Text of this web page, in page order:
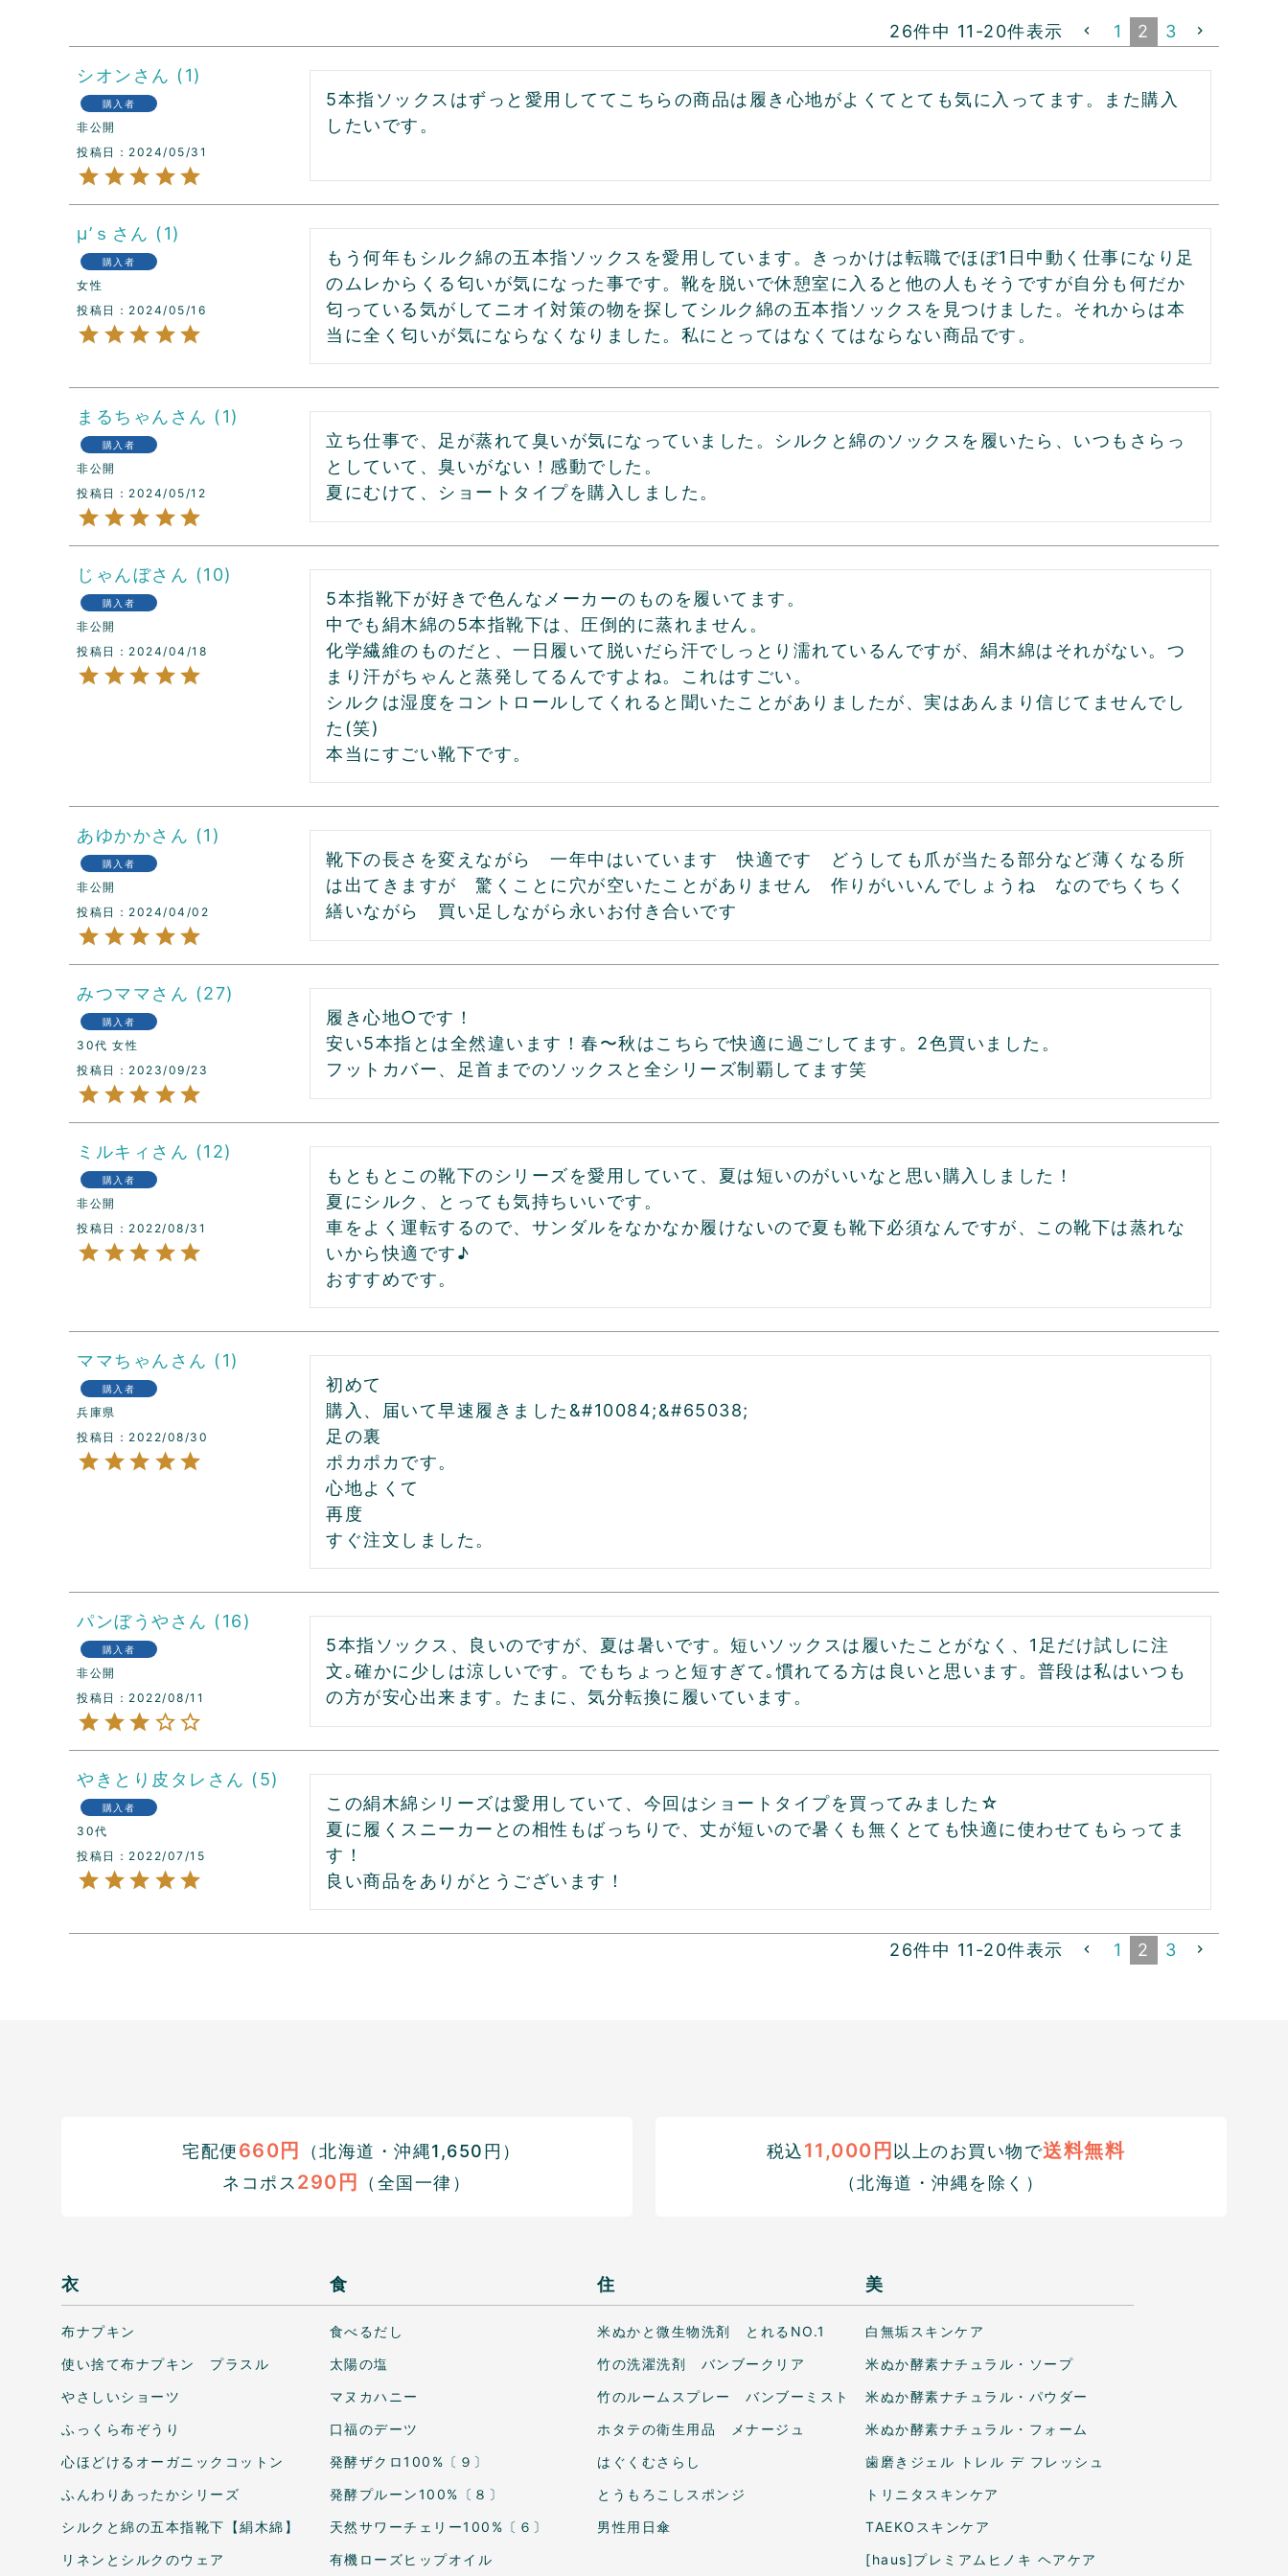
26件中 11 -20件表示 1 2 3
シオン 1
購入者
非公開
投稿日
2024/05/31
5本指ソックスはずっと愛用しててこちらの商品は履き心地がよくてとても気に入ってます。また購入
したいです。
μ’ｓ 1
購入者
女性
投稿日
2024/05/16
もう何年もシルク綿の五本指ソックスを愛用しています。きっかけは転職でほぼ1日中動く仕事になり足
のムレからくる匂いが気になった事です。靴を脱いで休憩室に入ると他の人もそうですが自分も何だか
匂っている気がしてニオイ対策の物を探してシルク綿の五本指ソックスを見つけました。それからは本
当に全く匂いが気にならなくなりました。私にとってはなくてはならない商品です。
まるちゃん 1
購入者
非公開
投稿日
2024/05/12
立ち仕事で、足が蒸れて臭いが気になっていました。シルクと綿のソックスを履いたら、いつもさらっ
としていて、臭いがない！感動でした。
夏にむけて、ショートタイプを購入しました。
じゃんぼ 10
購入者
非公開
投稿日
2024/04/18
5本指靴下が好きで色んなメーカーのものを履いてます。
中でも絹木綿の5本指靴下は、圧倒的に蒸れません。
化学繊維のものだと、一日履いて脱いだら汗でしっとり濡れているんですが、絹木綿はそれがない。つ
まり汗がちゃんと蒸発してるんですよね。これはすごい。
シルクは湿度をコントロールしてくれると聞いたことがありましたが、実はあんまり信じてませんでし
た(笑)
あゆかか 1
購入者
非公開
投稿日
2024/04/02
靴下の長さを変えながら　一年中はいています　快適です　どうしても爪が当たる部分など薄くなる所
は出てきますが　驚くことに穴が空いたことがありません　作りがいいんでしょうね　なのでちくちく
繕いながら　買い足しながら永いお付き合いです
みつママ 27
購入者
30代 女性
投稿日
2023/09/23
履き心地○です！
安い5本指とは全然違います！春〜秋はこちらで快適に過ごしてます。2色買いました。
フットカバー、足首までのソックスと全シリーズ制覇してます笑
ミルキィ 12
購入者
非公開
投稿日
2022/08/31
もともとこの靴下のシリーズを愛用していて、夏は短いのがいいなと思い購入しました！
夏にシルク、とっても気持ちいいです。
車をよく運転するので、サンダルをなかなか履けないので夏も靴下必須なんですが、この靴下は蒸れな
いから快適です♪
おすすめです。
ママちゃん 1
購入者
兵庫県
投稿日
2022/08/30
初めて
購入、届いて早速履きました&#10084;&#65038;
足の裏
ポカポカです。
心地よくて
再度
パンぼうや 16
購入者
非公開
投稿日
2022/08/11
5本指ソックス、良いのですが、夏は暑いです。短いソックスは履いたことがなく、1足だけ試しに注
文｡確かに少しは涼しいです。でもちょっと短すぎて｡慣れてる方は良いと思います。普段は私はいつも
の方が安心出来ます。たまに、気分転換に履いています。
やきとり皮タレ 5
購入者
30代
投稿日
2022/07/15
この絹木綿シリーズは愛用していて、今回はショートタイプを買ってみました☆
夏に履くスニーカーとの相性もばっちりで、丈が短いので暑くも無くとても快適に使わせてもらってま
す！
良い商品をありがとうございます！
26件中 11 -20件表示 1 2 3
宅配便660円
（北海道・沖縄1,650円）
ネコポス 290円 （全国一律）
税込11,000円 以上のお買い物で送料無料
（北海道・沖縄を除く）
衣
布ナプキン
使い捨て布ナプキン プラスル
やさしいショーツ
ふっくら布ぞうり
心ほどけるオーガニックコットン
ふんわりあったかシリーズ
シルクと綿の五本指靴下【絹木綿】
リネンとシルクのウェア
食
食べるだし
太陽の塩
マヌカハニー
口福のデーツ
発酵ザクロ100%〔９〕
発酵プルーン100%〔８〕
天然サワーチェリー100%〔６〕
有機ローズヒップオイル
住
米ぬかと微生物洗剤 とれるNO.1
竹の洗濯洗剤 バンブークリア
竹のルームスプレー バンブーミスト
ホタテの衛生用品 メナージュ
はぐくむさらし
とうもろこしスポンジ
男性用日傘
美
白無垢スキンケア
米ぬか酵素ナチュラル・ソープ
米ぬか酵素ナチュラル・パウダー
米ぬか酵素ナチュラル・フォーム
歯磨きジェル トレル デ フレッシュ
トリニタスキンケア
TAEKOスキンケア
[haus]プレミアムヒノキ ヘアケア